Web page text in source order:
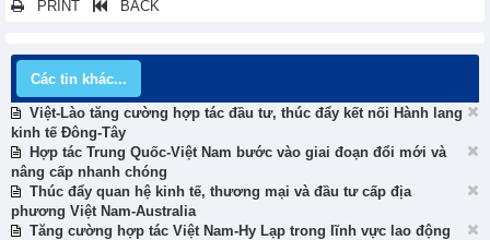
PRINT BACK
Các tin khác...
Việt-Lào tăng cường hợp tác đầu tư, thúc đẩy kết nối Hành lang
kinh tế Đông-Tây
Hợp tác Trung Quốc-Việt Nam bước vào giai đoạn đổi mới và
nâng cấp nhanh chóng
Thúc đẩy quan hệ kinh tế, thương mại và đầu tư cấp địa
phương Việt Nam-Australia
Tăng cường hợp tác Việt Nam-Hy Lạp trong lĩnh vực lao động